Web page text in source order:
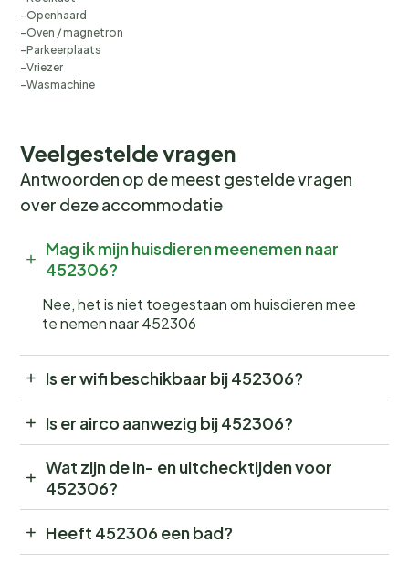
Openhaard
Oven / magnetron
Parkeerplaats
Vriezer
Wasmachine
Veelgestelde vragen
Antwoorden op de meest gestelde vragen
over deze accommodatie
Mag ik mijn huisdieren meenemen naar
452306?
Nee, het is niet toegestaan om huisdieren mee
te nemen naar 452306
Is er wifi beschikbaar bij 452306?
Is er airco aanwezig bij 452306?
Wat zijn de in- en uitchecktijden voor
452306?
Heeft 452306 een bad?